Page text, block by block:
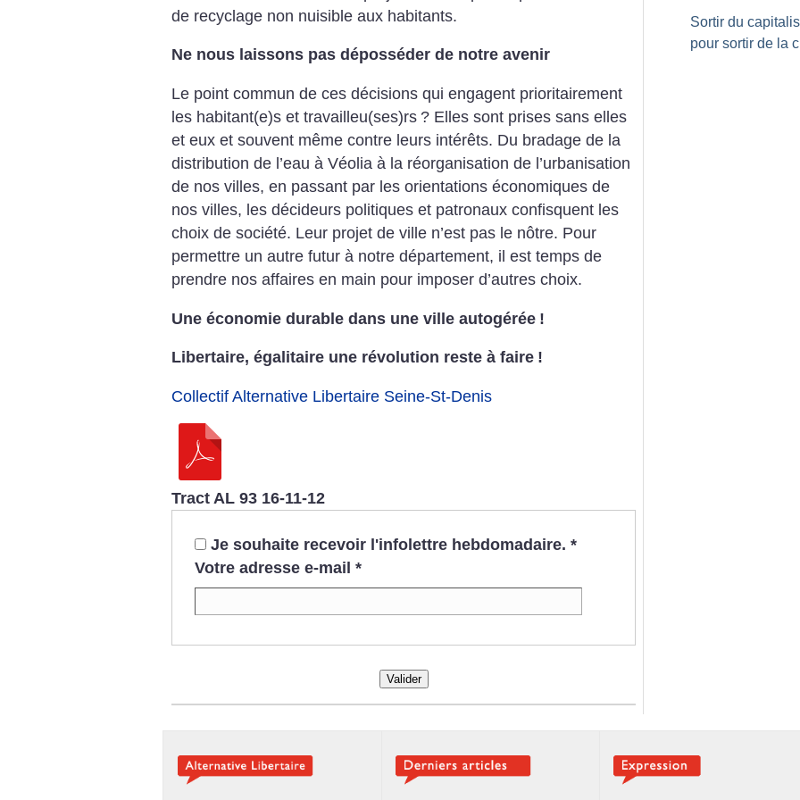
de recyclage non nuisible aux habitants.
Ne nous laissons pas déposséder de notre avenir
Le point commun de ces décisions qui engagent prioritairement
les habitant(e)s et travailleu(ses)rs ? Elles sont prises sans elles
et eux et souvent même contre leurs intérêts. Du bradage de la
distribution de l’eau à Véolia à la réorganisation de l’urbanisation
de nos villes, en passant par les orientations économiques de
nos villes, les décideurs politiques et patronaux confisquent les
choix de société. Leur projet de ville n’est pas le nôtre. Pour
permettre un autre futur à notre département, il est temps de
prendre nos affaires en main pour imposer d’autres choix.
Une économie durable dans une ville autogérée !
Libertaire, égalitaire une révolution reste à faire !
Collectif Alternative Libertaire Seine-St-Denis
Tract AL 93 16-11-12
Je souhaite recevoir l'infolettre hebdomadaire. *
Votre adresse e-mail *
Valider
Sortir du
pour sortir de la